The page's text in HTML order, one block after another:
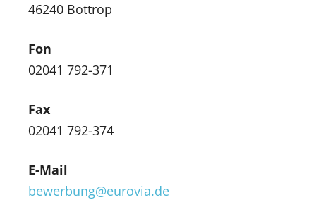
46240 Bottrop
Fon
02041 792-371
Fax
02041 792-374
E-Mail
bewerbung@eurovia.de